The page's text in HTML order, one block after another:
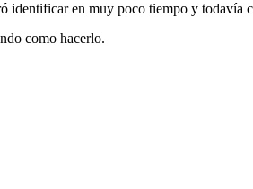
en muy poco tiempo y todavía
como hacerlo.